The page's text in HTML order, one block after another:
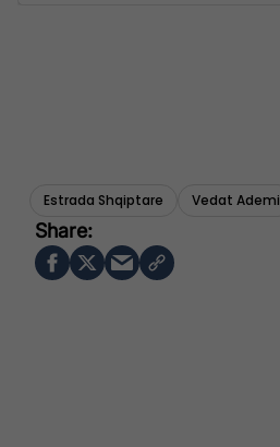
Estrada Shqiptare Vedat Ademi